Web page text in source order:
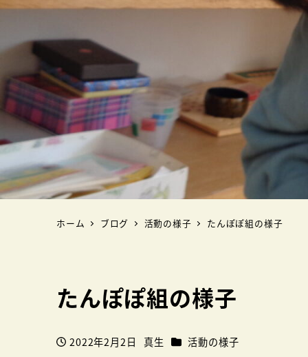
ホーム ブログ 活動の様子 たんぽぽ組の様子
たんぽぽ組の様子
投稿日
2022年2月2日
著
真生 カテゴリー
活動の様子